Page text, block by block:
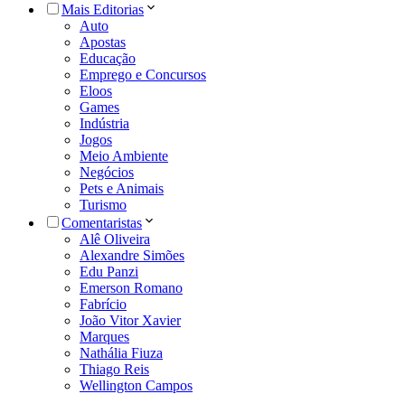
Mais Editorias
Auto
Apostas
Educação
Emprego e Concursos
Eloos
Games
Indústria
Jogos
Meio Ambiente
Negócios
Pets e Animais
Turismo
Comentaristas
Alê Oliveira
Alexandre Simões
Edu Panzi
Emerson Romano
Fabrício
João Vitor Xavier
Marques
Nathália Fiuza
Thiago Reis
Wellington Campos